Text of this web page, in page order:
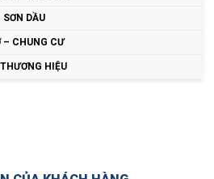
DẦU
– CHUNG CƯ
HIỆU